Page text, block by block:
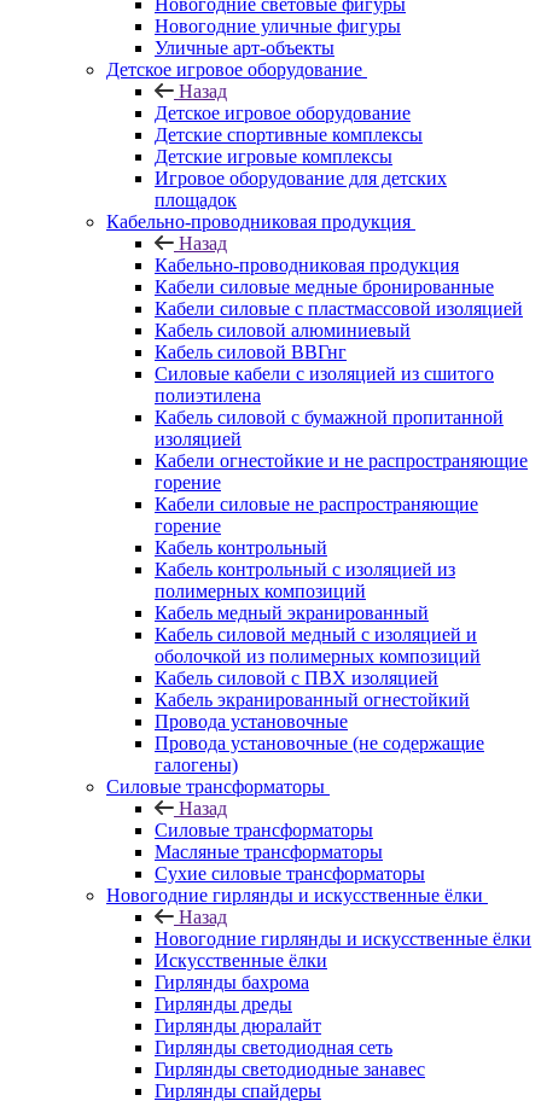
Новогодние световые фигуры
Новогодние уличные фигуры
Уличные арт-объекты
Детское игровое оборудование
Назад
Детское игровое оборудование
Детские спортивные комплексы
Детские игровые комплексы
Игровое оборудование для детских
площадок
Кабельно-проводниковая продукция
Назад
Кабельно-проводниковая продукция
Кабели силовые медные бронированные
Кабели силовые с пластмассовой изоляцией
Кабель силовой алюминиевый
Кабель силовой ВВГнг
Силовые кабели с изоляцией из сшитого
полиэтилена
Кабель силовой с бумажной пропитанной
изоляцией
Кабели огнестойкие и не распространяющие
горение
Кабели силовые не распространяющие
горение
Кабель контрольный
Кабель контрольный с изоляцией из
полимерных композиций
Кабель медный экранированный
Кабель силовой медный с изоляцией и
оболочкой из полимерных композиций
Кабель силовой с ПВХ изоляцией
Кабель экранированный огнестойкий
Провода установочные
Провода установочные (не содержащие
галогены)
Силовые трансформаторы
Назад
Силовые трансформаторы
Масляные трансформаторы
Сухие силовые трансформаторы
Новогодние гирлянды и искусственные ёлки
Назад
Новогодние гирлянды и искусственные ёлки
Искусственные ёлки
Гирлянды бахрома
Гирлянды дреды
Гирлянды дюралайт
Гирлянды светодиодная сеть
Гирлянды светодиодные занавес
Гирлянды спайдеры